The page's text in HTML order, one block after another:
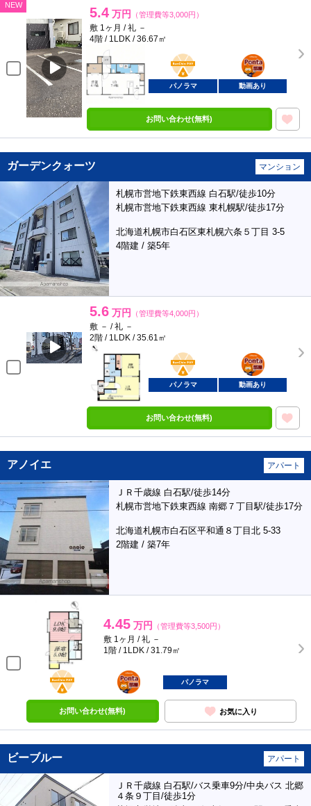
NEW 5.4 万円 （管理費等3,000円）
敷 1ヶ月 / 礼 －
4階 / 1LDK / 36.67㎡
BunChinPAY
ポンタ
部屋
パノラマ 動画あり
お問い合わせ(無料)
ガーデンクォーツ マンション
札幌市営地下鉄東西線 白石駅/徒歩10分
札幌市営地下鉄東西線 東札幌駅/徒歩17分
北海道札幌市白石区東札幌六条５丁目 3-5
4階建 / 築5年
5.6 万円 （管理費等4,000円）
敷 － / 礼 －
2階 / 1LDK / 35.61㎡
BunChinPAY
ポンタ
部屋
パノラマ 動画あり
お問い合わせ(無料)
アノイエ アパート
ＪＲ千歳線 白石駅/徒歩14分
札幌市営地下鉄東西線 南郷７丁目駅/徒歩17分
北海道札幌市白石区平和通８丁目北 5-33
2階建 / 築7年
4.45 万円 （管理費等3,500円）
敷 1ヶ月 / 礼 －
1階 / 1LDK / 31.79㎡
BunChinPAY
ポンタ
部屋
パノラマ
お問い合わせ(無料) お気に入り
ビーブルー アパート
ＪＲ千歳線 白石駅/バス乗車9分/中央バス 北郷
４条９丁目/徒歩1分